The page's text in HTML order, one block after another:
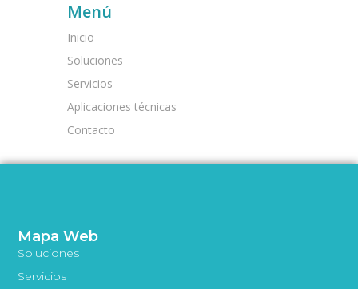
Menú
Inicio
Soluciones
Servicios
Aplicaciones técnicas
Contacto
Mapa Web
Soluciones
Servicios